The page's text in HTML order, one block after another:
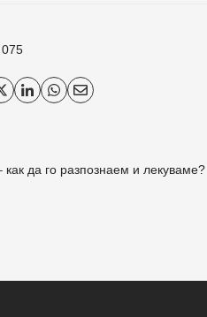
075
как да го разпознаем и лекуваме?